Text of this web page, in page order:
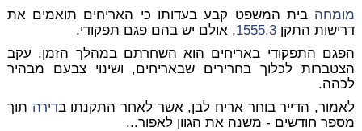
מומחה בית המשפט קבע בעדותו כי האריחים תואמים את
דרישות התקן 1555.3, אולם יש בהם פגם תפקודי.
הפגם התפקודי באריחים הוא השחרתם במהלך הזמן, עקב
הצטברות לכלוך בחרירים שבאריחים, ושינוי צבעם מבהיר
לכהה.
לאמור, הדייר בוחר אריח לבן, אשר לאחר התקנתו בדירה תוך
מספר חודשים - משנה את הגוון לאפור...